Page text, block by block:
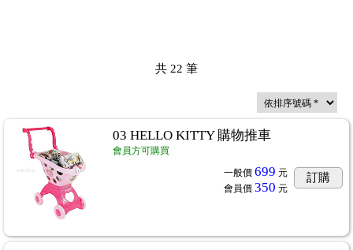
共 22 筆
03 HELLO KITTY 購物推車
會員方可購買
一般價 699 元
會員價 350 元
訂購